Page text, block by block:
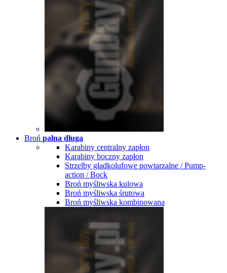
Broń palna długa
Karabiny centralny zapłon
Karabiny boczny zapłon
Strzelby gładkolufowe powtarzalne / Pump-
action / Bock
Broń myśliwska kulowa
Broń myśliwska śrutowa
Broń myśliwska kombinowana